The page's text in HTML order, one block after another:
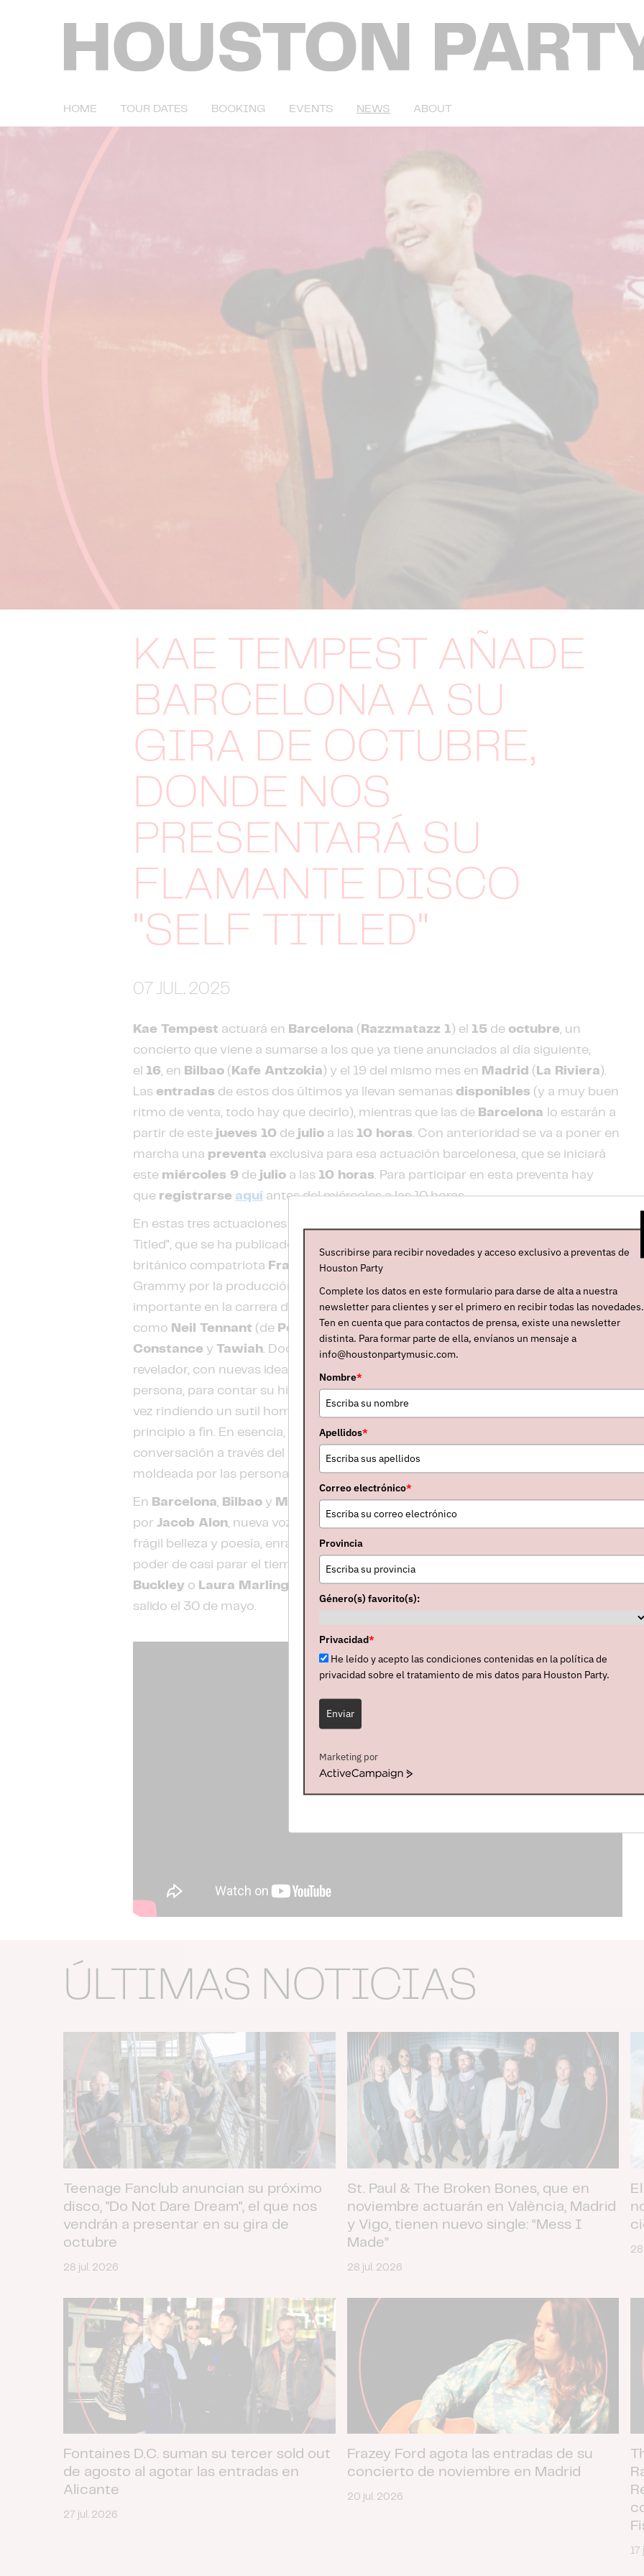
HOME TOUR DATES BOOKING EVENTS NEWS ABOUT
KAE TEMPEST AÑADE
BARCELONA A SU
GIRA DE OCTUBRE,
DONDE NOS
PRESENTARÁ SU
FLAMANTE DISCO
"SELF TITLED"
07 JUL. 2025
Kae Tempest actuará en Barcelona ( Razzmatazz 1) el 15 de octubre, un
concierto que viene a sumarse a los que ya tiene anunciados al día siguiente,
el 16, en Bilbao ( Kafe Antzokia) y el 19 del mismo mes en Madrid ( La Riviera).
Las entradas de estos dos últimos ya llevan semanasdisponibles (y a muy buen
ritmo de venta, todo hay que decirlo), mientras que las de Barcelona
lo estarán a
partir de este jueves 10 de julio a las 10 horas. Con anterioridad se va a poner en
marcha una preventa exclusiva para esa actuación barcelonesa, que se iniciará
este miércoles 9 de julio a las 10 horas. Para participar en esta preventa hay
que registrarse aquí antes del miércoles a las 10 horas.
En estas tres actuaciones Kae Tempest va a presentar su flamante disco "Self
Titled", que se ha publicado el 4 de julio en Island Records. Coproducido con su
británico compatriota Fraser T. Smith(ganador de, entre otros premios, un
Grammy por la producción del disco deAdele "21", y también una figura
importante en la carrera de
Stormzy),"Self Titled"cuenta con invitados
como Neil Tennant (de Pet Shop Boys),Young Fathers,Connie
Constance yTawiah. Doce canciones que reflejan su proyecto más íntimo y
revelador, con nuevas ideas y rumbos inesperados. Escrito por
persona, para contar su historia. Reconectando con sus raíces hip hop, pero a la
vez rindiendo un sutil homenaje al pop contemporáneo. Emocionante de
principio a fin. En esencia,
"Self Titled"
conversación a través del tiempo (ver el párrafo de arriba, sobre su nuevo single)
moldeada por las personas, lugares y experiencias que han cruzado por su vida.
En Barcelona, Bilbao y Madridlos conciertos deKae Tempestserán abiertos
porJacob Alon, nueva voz de la escena británica cuya música, combinación de
frágil belleza y poesía, enraizada en la parte delicada de la tradición folk, tiene el
poder de casi parar el tiempo con una magia sonora que evoca la de
Buckley o Laura Marling . Presentará su primer disco,"In Limerence", que ha
salido el 30 de mayo.
ÚLTIMAS NOTICIAS
Teenage Fanclub anuncian su próximo
disco, "Do Not Dare Dream", el que nos
vendrán a presentar en su gira de
octubre
28 jul. 2026
St. Paul & The Broken Bones, que en
noviembre actuarán en València, Madrid
y Vigo, tienen nuevo single: “Mess I
Made”
28 jul. 2026
Fontaines D.C. suman su tercer sold out
de agosto al agotar las entradas en
Alicante
27 jul. 2026
Frazey Ford agota las entradas de su
concierto de noviembre en Madrid
20 jul. 2026
17
Suscribirse para recibir novedades y acceso exclusivo a preventas de
Houston Party
Complete los datos en este formulario para darse de alta a nuestra
newsletter para clientes y ser el primero en recibir todas las novedades.
Ten en cuenta que para contactos de prensa, existe una newsletter
distinta. Para formar parte de ella, envíanos un mensaje a
info@houstonpartymusic.com.
Nombre*
Apellidos*
Correo electrónico*
Provincia
Género(s) favorito(s):
Privacidad*
He leído y acepto las condiciones contenidas en la política de
privacidad sobre el tratamiento de mis datos para Houston Party.
Enviar
Marketing por
ActiveCampaign